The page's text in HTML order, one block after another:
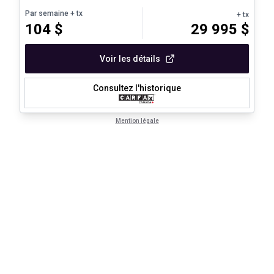
Par semaine + tx
104 $
+ tx
29 995 $
Voir les détails
Consultez l'historique
Mention légale